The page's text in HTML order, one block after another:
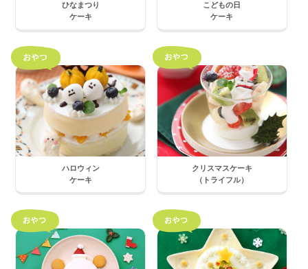
ひなまつり
ケーキ
こどもの日
ケーキ
ハロウィン
ケーキ
クリスマスケーキ
（トライフル）